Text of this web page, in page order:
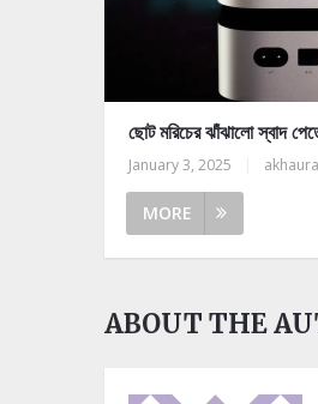
ছোট মরিচের ঝাঁঝালো স্বাদ
January 3, 2025 akhaura
MORE
ABOUT THE